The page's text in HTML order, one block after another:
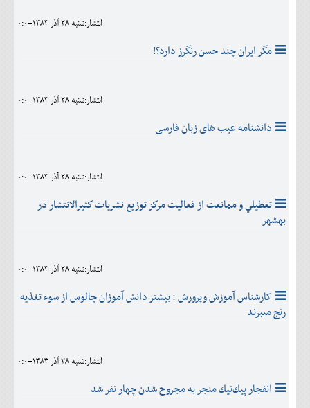
انتشار:شنبه 28 آذر 1383-0:0
مگر ایران چند حسن رنگرز دارد؟!
انتشار:شنبه 28 آذر 1383-0:0
دانشنامه عیب های زبان فارسی
انتشار:شنبه 28 آذر 1383-0:0
تعطيلي‌ و ممانعت‌ از فعاليت‌ مركز توزيع‌ نشريات‌ كثيرالانتشار در
بهشهر
انتشار:شنبه 28 آذر 1383-0:0
کارشناس آموزش وپرورش : بيشتر دانش آموزان چالوس از سوء تغذيه
رنج مىبرند
انتشار:شنبه 28 آذر 1383-0:0
انفجار پيك‌نيك منجر به مجروح شدن چهار نفر شد